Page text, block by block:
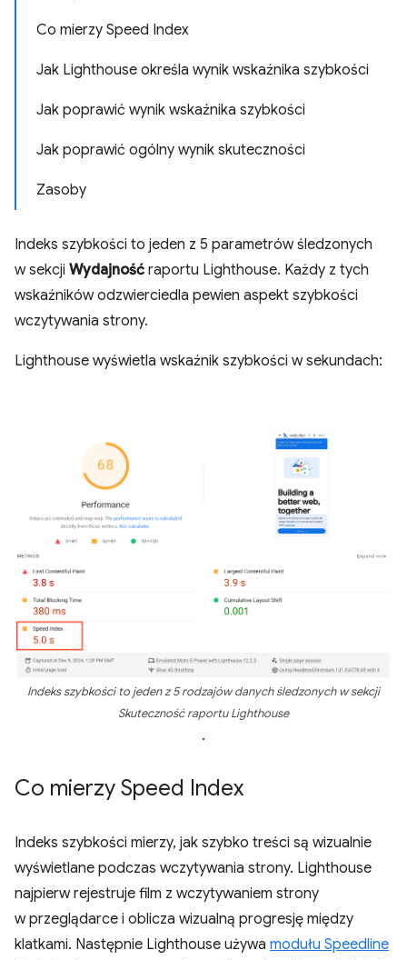
Co mierzy Speed Index
Jak Lighthouse określa wynik wskaźnika szybkości
Jak poprawić wynik wskaźnika szybkości
Jak poprawić ogólny wynik skuteczności
Zasoby
Indeks szybkości to jeden z 5 parametrów śledzonych
w sekcji Wydajność raportu Lighthouse. Każdy z tych
wskaźników odzwierciedla pewien aspekt szybkości
wczytywania strony.
Lighthouse wyświetla wskaźnik szybkości w sekundach:
Indeks szybkości to jeden z 5 rodzajów danych śledzonych w sekcji
Skutecznośćraportu Lighthouse
.
Co mierzy Speed Index
Indeks szybkości mierzy, jak szybko treści są wizualnie
wyświetlane podczas wczytywania strony. Lighthouse
najpierw rejestruje film z wczytywaniem strony
w przeglądarce i oblicza wizualną progresję między
klatkami. Następnie Lighthouse używa modułu Speedline